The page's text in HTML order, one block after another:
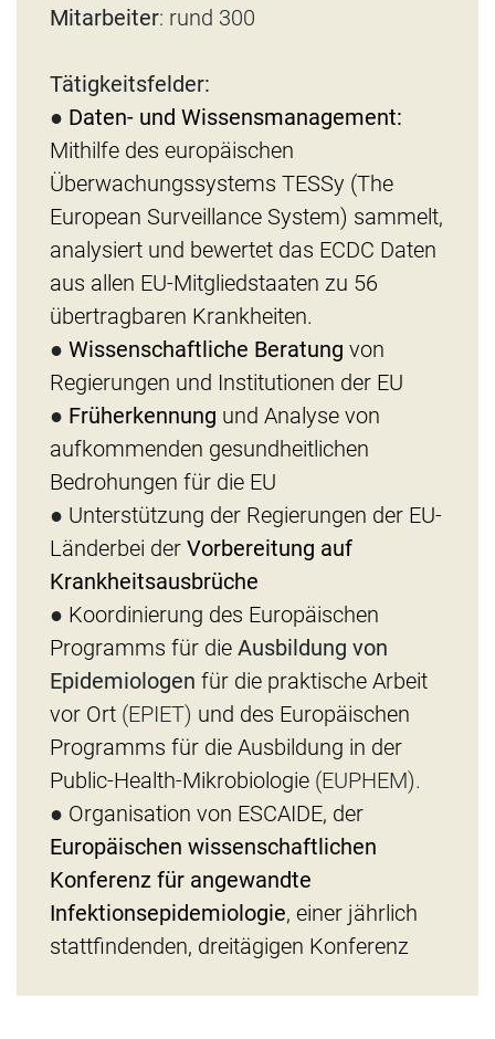
Mitarbeiter: rund 300
Tätigkeitsfelder:
● Daten- und Wissensmanagement:
Mithilfe des europäischen
Überwachungssystems TESSy (The
European Surveillance System) sammelt,
analysiert und bewertet das ECDC Daten
aus allen EU-Mitgliedstaaten zu 56
übertragbaren Krankheiten.
● Wissenschaftliche Beratung von
Regierungen und Institutionen der EU
● Früherkennung und Analyse von
aufkommenden gesundheitlichen
Bedrohungen für die EU
● Unterstützung der Regierungen der EU-
Länderbei der Vorbereitung auf
Krankheitsausbrüche
● Koordinierung des Europäischen
Programms für die Ausbildung von
Epidemiologen für die praktische Arbeit
vor Ort (EPIET) und des Europäischen
Programms für die Ausbildung in der
Public-Health-Mikrobiologie (EUPHEM).
● Organisation von ESCAIDE, der
Europäischen wissenschaftlichen
Konferenz für angewandte
Infektionsepidemiologie, einer jährlich
stattfindenden, dreitägigen Konferenz